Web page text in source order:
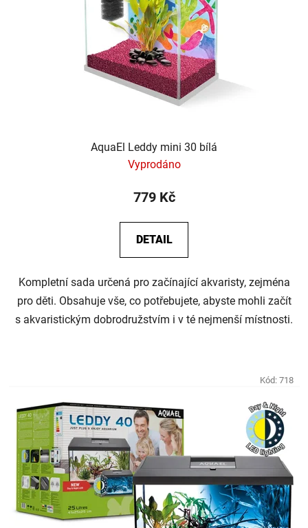
AquaEl Leddy mini 30 bílá
Vyprodáno
779 Kč
DETAIL
Kompletní sada určená pro začínající akvaristy, zejména
pro děti. Obsahuje vše, co potřebujete, abyste mohli začít
s akvaristickým dobrodružstvím i v té nejmenší místnosti.
Kód: 718